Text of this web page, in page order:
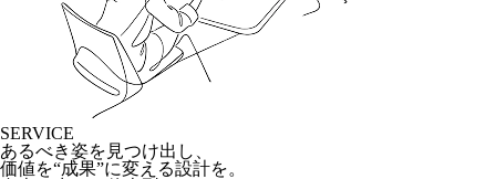
SERVICE
あるべき姿を見つけ出し、
価値を“成果”に変える設計を。